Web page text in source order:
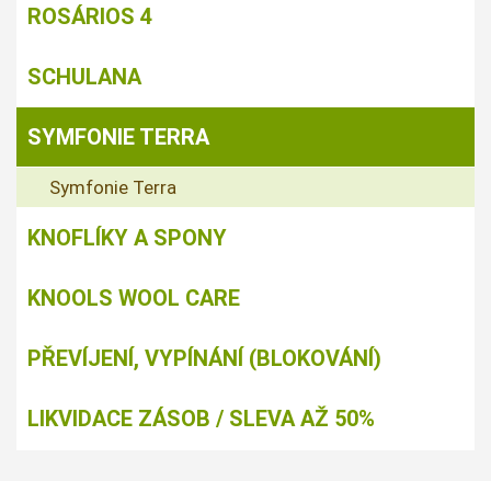
ROSÁRIOS 4
SCHULANA
SYMFONIE TERRA
Symfonie Terra
KNOFLÍKY A SPONY
KNOOLS WOOL CARE
PŘEVÍJENÍ, VYPÍNÁNÍ (BLOKOVÁNÍ)
LIKVIDACE ZÁSOB / SLEVA AŽ 50%